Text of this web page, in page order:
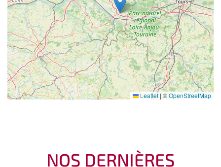
Leaflet | ©OpenStreetMap
NOS DERNIÈRES